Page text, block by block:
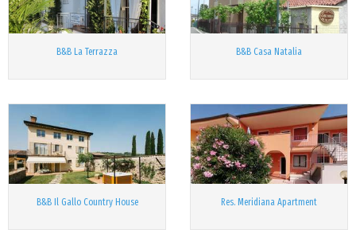
B&B La Terrazza B&B Casa Natalia
B&B Il Gallo Country House Res. Meridiana Apartment